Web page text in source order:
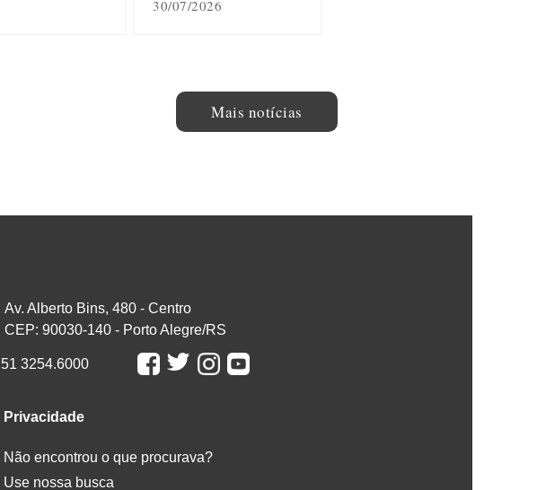
30/07/2026
Mais notícias
Av. Alberto Bins, 480 - Centro
CEP: 90030-140 - Porto Alegre/RS
51 3254.6000
Privacidade
Não encontrou o que procurava?
Use nossa busca